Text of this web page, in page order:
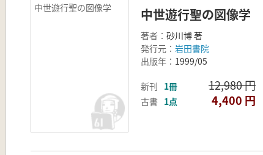
中世遊行聖の図像学 中世遊行聖の図像学
著者： 砂川博 著
発行元： 岩田書院
出版年： 1999/05
新刊 1冊 12,980 円
古書 1点 4,400 円